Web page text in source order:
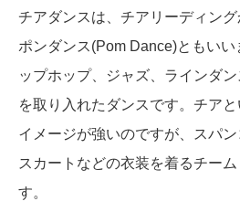
チアダンスは、チアリーディン
ポンダンス(Pom Dance)ともい
ップホップ、ジャズ、ラインダ
を取り入れたダンスです。チア
イメージが強いのですが、スパ
スカートなどの衣装を着るチー
す。